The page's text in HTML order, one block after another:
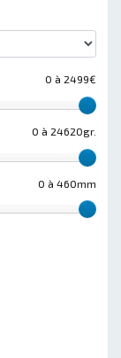
0 à 2499€
0 à 24620gr.
0 à 460mm